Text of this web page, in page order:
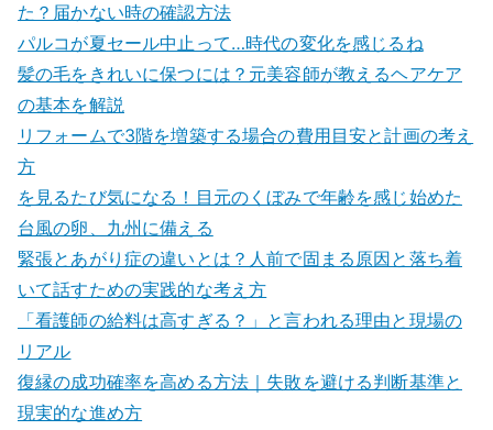
た？届かない時の確認方法
パルコが夏セール中止って…時代の変化を感じるね
髪の毛をきれいに保つには？元美容師が教えるヘアケア
の基本を解説
リフォームで3階を増築する場合の費用目安と計画の考え
方
を見るたび気になる！目元のくぼみで年齢を感じ始めた
台風の卵、九州に備える
緊張とあがり症の違いとは？人前で固まる原因と落ち着
いて話すための実践的な考え方
「看護師の給料は高すぎる？」と言われる理由と現場の
リアル
復縁の成功確率を高める方法｜失敗を避ける判断基準と
現実的な進め方